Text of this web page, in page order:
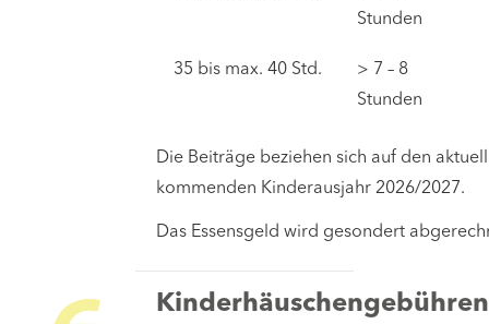
Stunden
35 bis max. 40 Std.
> 7 – 8
Stunden
Die Beiträge beziehen sich auf den
kommenden Kinderausjahr 2026/2027.
Das Essensgeld wird gesondert